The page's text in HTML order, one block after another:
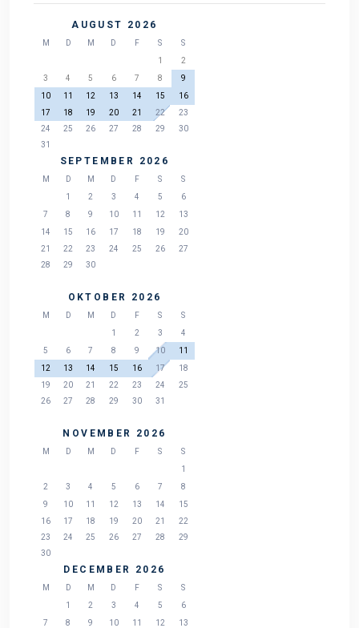
AUGUST 2026
M D M D F S
S
1
2
3
4 5 6 7 8
9
10
11 12 13 14 15
16
17
18 19 20 21 22
23
24
25 26 27 28 29
30
31
SEPTEMBER 2026
M D M D F S
S
1
2 3 4 5
6
7
8 9 10 11 12
13
14
15 16 17 18 19
20
21
22 23 24 25 26
27
28
29 30
OKTOBER 2026
M D M D F S
S
1
2 3
4
5
6 7 8 9 10
11
12
13 14 15 16 17
18
19
20 21 22 23 24
25
26
27 28 29 30 31
NOVEMBER 2026
M D M D F S
S
1
2
3 4 5 6 7
8
9
10 11 12 13 14
15
16
17 18 19 20 21
22
23
24 25 26 27 28
29
30
DECEMBER 2026
M D M D F S
S
1
2 3 4 5
6
7
8 9 10 11 12
13